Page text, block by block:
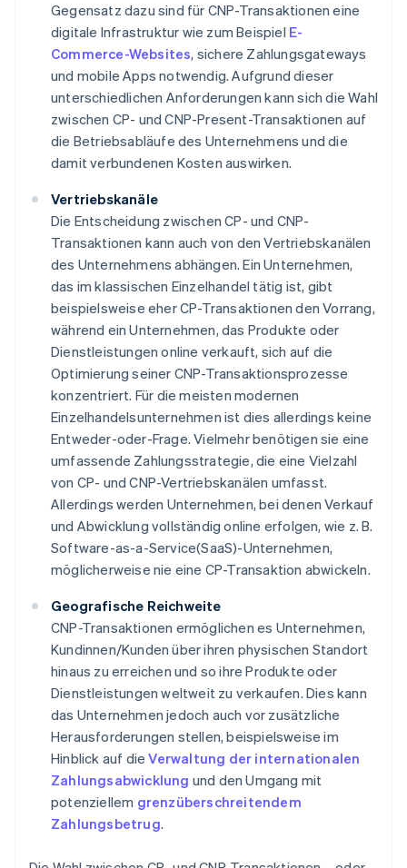
Gegensatz dazu sind für CNP-Transaktionen eine
digitale Infrastruktur wie zum Beispiel E-
Commerce-Websites, sichere Zahlungsgateways
und mobile Apps notwendig. Aufgrund dieser
unterschiedlichen Anforderungen kann sich die Wahl
zwischen CP- und CNP-Present-Transaktionen auf
die Betriebsabläufe des Unternehmens und die
damit verbundenen Kosten auswirken.
Vertriebskanäle
Die Entscheidung zwischen CP- und CNP-
Transaktionen kann auch von den Vertriebskanälen
des Unternehmens abhängen. Ein Unternehmen,
das im klassischen Einzelhandel tätig ist, gibt
beispielsweise eher CP-Transaktionen den Vorrang,
während ein Unternehmen, das Produkte oder
Dienstleistungen online verkauft, sich auf die
Optimierung seiner CNP-Transaktionsprozesse
konzentriert. Für die meisten modernen
Einzelhandelsunternehmen ist dies allerdings keine
Entweder-oder-Frage. Vielmehr benötigen sie eine
umfassende Zahlungsstrategie, die eine Vielzahl
von CP- und CNP-Vertriebskanälen umfasst.
Allerdings werden Unternehmen, bei denen Verkauf
und Abwicklung vollständig online erfolgen, wie z. B.
Software-as-a-Service(SaaS)-Unternehmen,
möglicherweise nie eine CP-Transaktion abwickeln.
Geografische Reichweite
CNP-Transaktionen ermöglichen es Unternehmen,
Kundinnen/Kunden über ihren physischen Standort
hinaus zu erreichen und so ihre Produkte oder
Dienstleistungen weltweit zu verkaufen. Dies kann
das Unternehmen jedoch auch vor zusätzliche
Herausforderungen stellen, beispielsweise im
Hinblick auf dieVerwaltung der internationalen
Zahlungsabwicklung und den Umgang mit
potenziellem grenzüberschreitendem
Zahlungsbetrug.